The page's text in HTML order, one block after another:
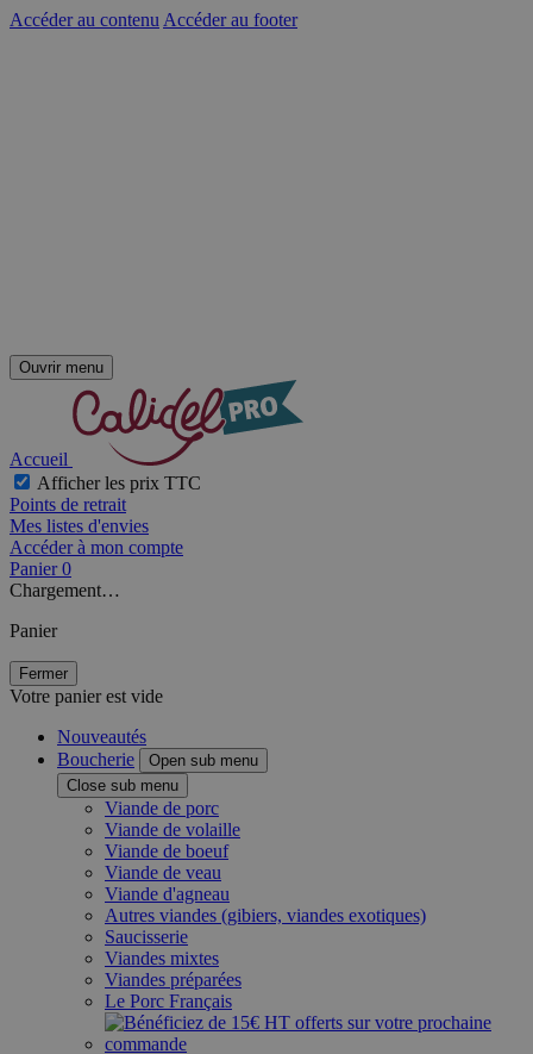
Accéder au contenu Accéder au footer
Ouvrir menu
Accueil
Afficher les prix TTC
Points de retrait
Mes listes d'envies
Accéder à mon compte
Panier 0
Chargement…
Panier
Fermer
Votre panier est vide
Nouveautés
Boucherie
Open sub menu
Close sub menu
Viande de porc
Viande de volaille
Viande de boeuf
Viande de veau
Viande d'agneau
Autres viandes (gibiers, viandes exotiques)
Saucisserie
Viandes mixtes
Viandes préparées
Le Porc Français